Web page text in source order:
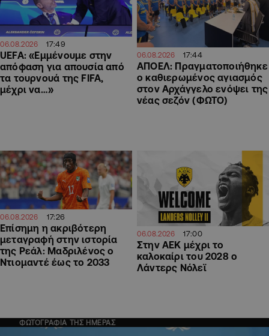
06.08.2026 17:49
UEFA: «Εμμένουμε στην
απόφαση για απουσία από
τα τουρνουά της FIFA,
μέχρι να…»
06.08.2026 17:44
ΑΠΟΕΛ: Πραγματοποιήθηκε
ο καθιερωμένος αγιασμός
στον Αρχάγγελο ενόψει της
νέας σεζόν (ΦΩΤΟ)
06.08.2026 17:26
Επίσημη η ακριβότερη
μεταγραφή στην ιστορία
της Ρεάλ: Μαδριλένος ο
Ντιομαντέ έως το 2033
06.08.2026 17:00
Στην ΑΕΚ μέχρι το
καλοκαίρι του 2028 ο
Λάντερς Νόλεϊ
ΦΩΤΟΓΡΑΦΙΑ ΤΗΣ ΗΜΕΡΑΣ